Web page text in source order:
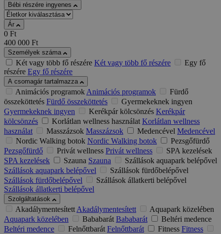
Bébi részére ingyenes
Ár
0 Ft
400 000 Ft
Személyek száma
Két vagy több fő részére Két vagy több fő részére
Egy fő
részére Egy fő részére
A csomagár tartalmazza
Animációs programokAnimációs programok
Fürdő
összeköttetés Fürdő összeköttetés
Gyermekeknek ingyen
Gyermekeknek ingyen
Kerékpár kölcsönzés Kerékpár
kölcsönzés
Korlátlan wellness használat Korlátlan wellness
használat
Masszázsok Masszázsok Medencével Medencével
Nordic Walking botok Nordic Walking botok
Pezsgőfürdő
Pezsgőfürdő
Privát wellness Privát wellness
SPA kezelések
SPA kezelések
Szauna Szauna
Szállások aquapark belépővel
Szállások aquapark belépővel
Szállások fürdőbelépővel
Szállások fürdőbelépővel
Szállások állatkerti belépővel
Szállások állatkerti belépővel
Szolgáltatások
AkadálymentesítettAkadálymentesített
Aquapark közelében
Aquapark közelében
Bababarát Bababarát
Beltéri medence
Beltéri medence
Felnőttbarát Felnőttbarát Fitness Fitness